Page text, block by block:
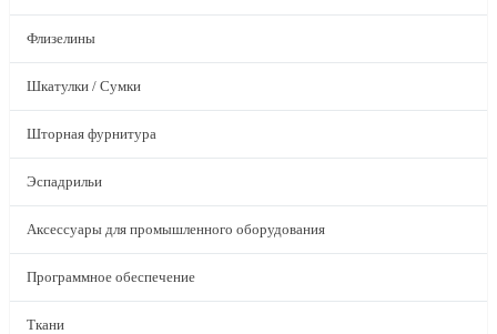
Флизелины
Шкатулки / Сумки
Шторная фурнитура
Эспадрильи
Аксессуары для промышленного оборудования
Программное обеспечение
Ткани